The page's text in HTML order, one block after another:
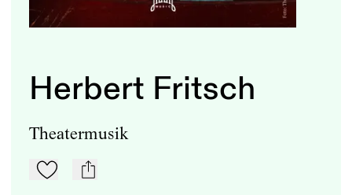
Herbert Fritsch
Theatermusik
Zu Mein-TdZ hinzufügen
mail